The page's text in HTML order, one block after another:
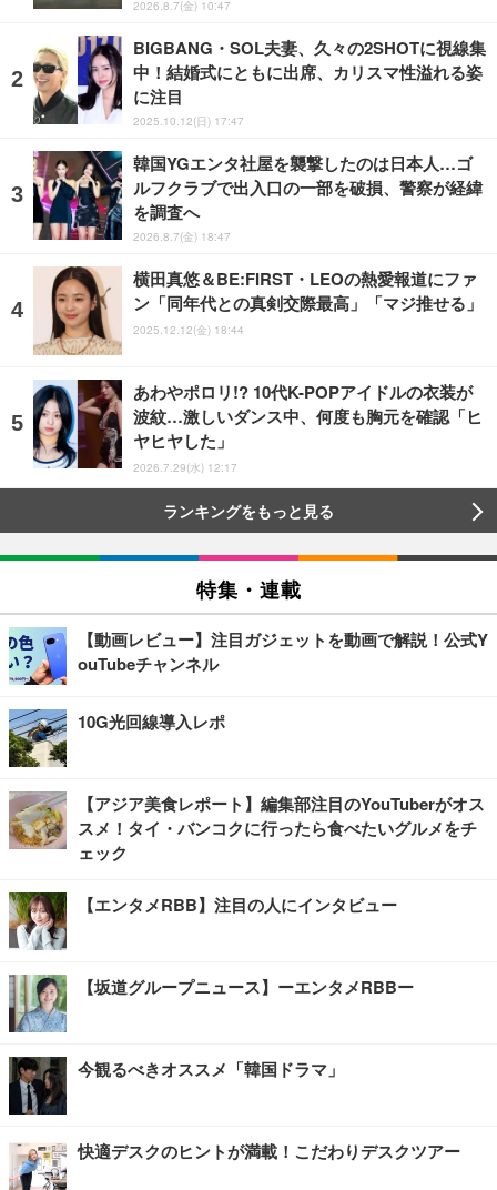
2026.8.7(金) 10:47
BIGBANG・SOL夫妻、久々の2SHOTに視線集
中！結婚式にともに出席、カリスマ性溢れる姿
に注目
2025.10.12(日) 17:47
韓国YGエンタ社屋を襲撃したのは日本人…ゴ
ルフクラブで出入口の一部を破損、警察が経緯
を調査へ
2026.8.7(金) 18:47
横田真悠＆BE:FIRST・LEOの熱愛報道にファ
ン「同年代との真剣交際最高」「マジ推せる」
2025.12.12(金) 18:44
あわやポロリ!? 10代K-POPアイドルの衣装が
波紋…激しいダンス中、何度も胸元を確認「ヒ
ヤヒヤした」
2026.7.29(水) 12:17
ランキングをもっと見る
特集・連載
【動画レビュー】注目ガジェットを動画で解説！公式Y
ouTubeチャンネル
10G光回線導入レポ
【アジア美食レポート】編集部注目のYouTuberがオス
スメ！タイ・バンコクに行ったら食べたいグルメをチ
ェック
【エンタメRBB】注目の人にインタビュー
【坂道グループニュース】ーエンタメRBBー
今観るべきオススメ「韓国ドラマ」
快適デスクのヒントが満載！こだわりデスクツアー